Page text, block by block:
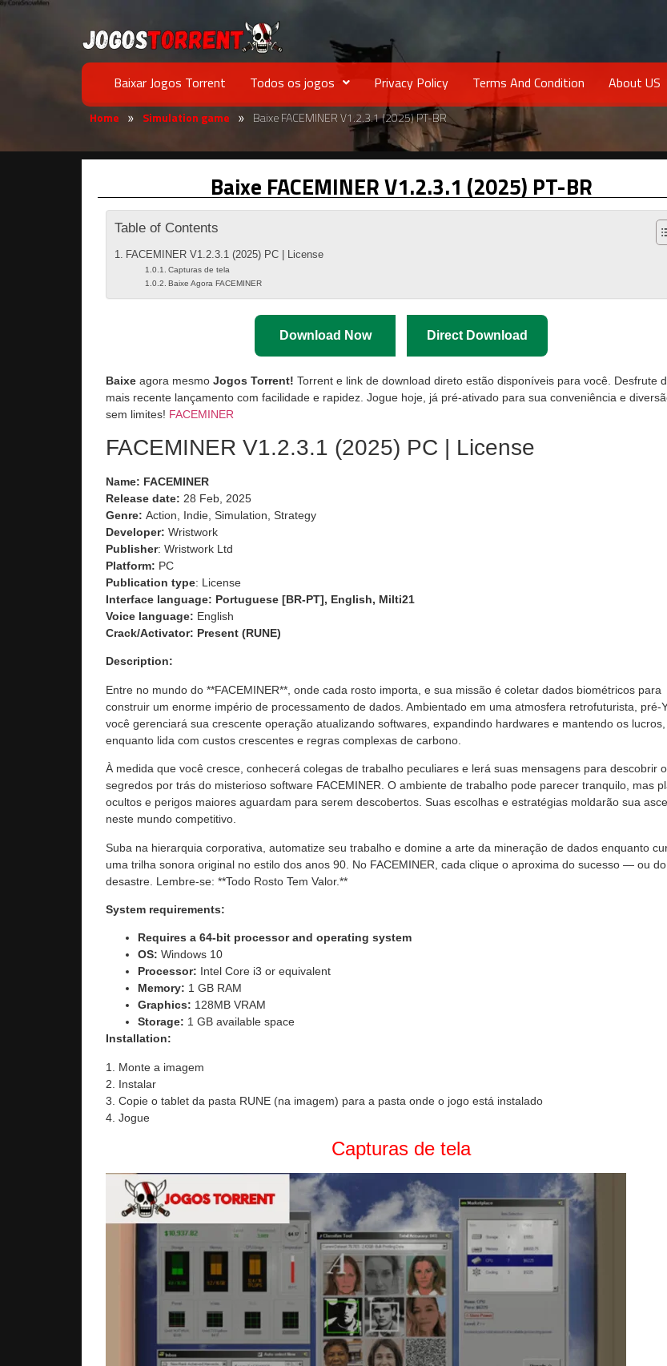
Baixar Jogos Torrent Todos os jogos Privacy Policy Terms And Condition About US
Home » Simulation game » Baixe FACEMINER V1.2.3.1 (2025) PT-BR
Baixe FACEMINER V1.2.3.1 (2025) PT-BR
Table of Contents
FACEMINER V1.2.3.1 (2025) PC | License
Capturas de tela
Baixe Agora FACEMINER
Download Now Direct Download
Baixe agora mesmo Jogos Torrent! Torrent e link de download direto estão disponíveis para você. Desfrute
mais recente lançamento com facilidade e rapidez. Jogue hoje, já pré-ativado para sua conveniência e
sem limites! FACEMINER
FACEMINER V1.2.3.1 (2025) PC | License
Name: FACEMINER
Release date: 28 Feb, 2025
Genre: Action, Indie, Simulation, Strategy
Developer: Wristwork
Publisher: Wristwork Ltd
Platform: PC
Publication type: License
Interface language: Portuguese [BR-PT], English, Milti21
Voice language: English
Crack/Activator: Present (RUNE)
Description:
Entre no mundo do **FACEMINER**, onde cada rosto importa, e sua missão é coletar dados biométricos para
construir um enorme império de processamento de dados. Ambientado em uma atmosfera retrofuturista, pré-
você gerenciará sua crescente operação atualizando softwares, expandindo hardwares e mantendo os lucros,
enquanto lida com custos crescentes e regras complexas de carbono.
À medida que você cresce, conhecerá colegas de trabalho peculiares e lerá suas mensagens para descobrir
segredos por trás do misterioso software FACEMINER. O ambiente de trabalho pode parecer tranquilo, mas
ocultos e perigos maiores aguardam para serem descobertos. Suas escolhas e estratégias moldarão sua
neste mundo competitivo.
Suba na hierarquia corporativa, automatize seu trabalho e domine a arte da mineração de dados enquanto
uma trilha sonora original no estilo dos anos 90. No FACEMINER, cada clique o aproxima do sucesso — ou do
desastre. Lembre-se: **Todo Rosto Tem Valor.**
System requirements:
Requires a 64-bit processor and operating system
OS: Windows 10
Processor: Intel Core i3 or equivalent
Memory: 1 GB RAM
Graphics: 128MB VRAM
Storage: 1 GB available space
Installation:
1. Monte a imagem
2. Instalar
3. Copie o tablet da pasta RUNE (na imagem) para a pasta onde o jogo está instalado
4. Jogue
Capturas de tela